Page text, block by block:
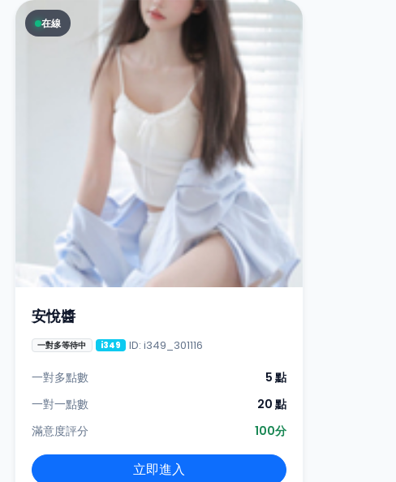
在線
安悅醬
一對多等待中 i349 ID: i349_301116
一對多點數
5 點
一對一點數
20 點
滿意度評分
100分
立即進入